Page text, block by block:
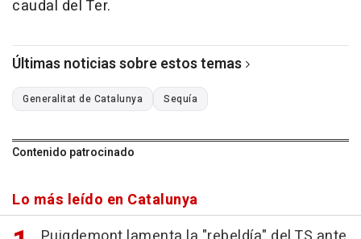
caudal del Ter.
Últimas noticias sobre estos temas
Generalitat de Catalunya Sequía
Contenido patrocinado
Lo más leído en Catalunya